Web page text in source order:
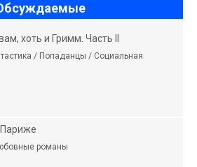
хоть и Гримм. Часть II
/ Попаданцы / Социальная
романы